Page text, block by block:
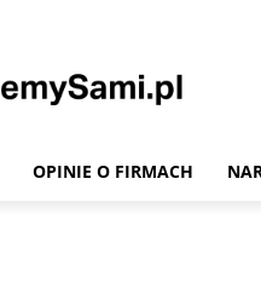
OPINIE O FIRMACH